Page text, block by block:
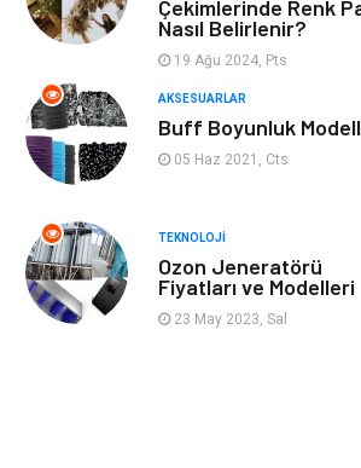
Anne & Çocuk
Ev İşleri Modifiye
Astroloji
cep telefonu
ekonomik e-ticaret
Çekimlerinde Renk
Nasıl Belirlenir?
19 Ağu 2024, Pts
AKSESUARLAR
Buff Boyunluk
05 Haz 2021, Cts
TEKNOLOJI
Ozon Jeneratörü
Fiyatları ve Modelleri
23 May 2023, Sal